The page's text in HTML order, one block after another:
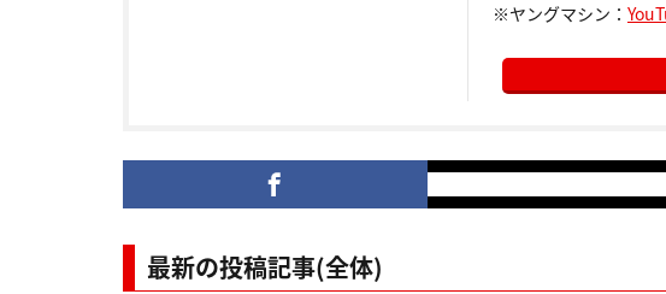
※ヤングマシン：
最新の投稿記事(全体)